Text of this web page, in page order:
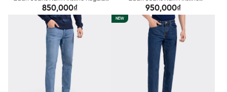
Fit AJN0010Z
850,000₫
AJN0030Z
950,000₫
NEW